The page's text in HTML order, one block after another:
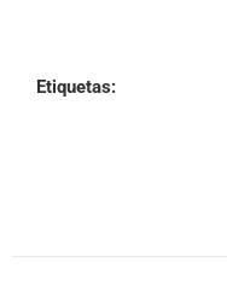
Etiquetas: